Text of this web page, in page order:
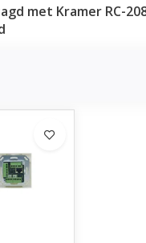
met Kramer RC-